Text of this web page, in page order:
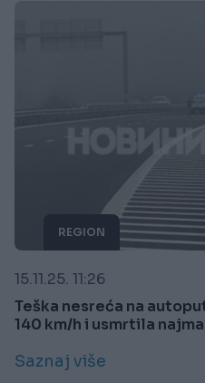
REGION
15.11.25. 11:26
Teška nesreća na
140 km/h i usmrtila
Saznaj više